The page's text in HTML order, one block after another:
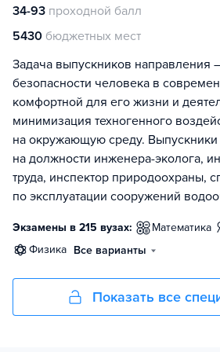
34-93 проходной балл
5430 бюджетных мест
Задача выпускников направления
безопасности человека в
комфортной для его жизни и
минимизация техногенного
на окружающую среду. Выпускники
на должности инженера-эколога,
труда, инспектор природоохраны,
по эксплуатации сооружений
Экзамены в 215 вузах: математика
физика Все варианты
Показать все